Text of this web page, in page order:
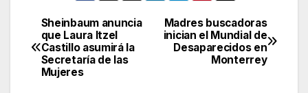
Post
navigation
Madres buscadoras
inician el Mundial de
Desaparecidos en
Monterrey
Sheinbaum anuncia
que Laura Itzel
Castillo asumirá la
Secretaría de las
Mujeres